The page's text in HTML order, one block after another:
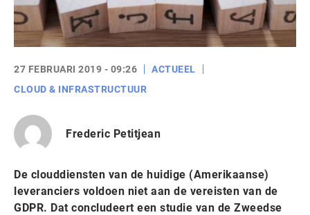
27 FEBRUARI 2019 - 09:26
ACTUEEL
CLOUD & INFRASTRUCTUUR
Frederic Petitjean
De clouddiensten van de huidige (Amerikaanse)
leveranciers voldoen niet aan de vereisten van de
GDPR. Dat concludeert een studie van de Zweedse